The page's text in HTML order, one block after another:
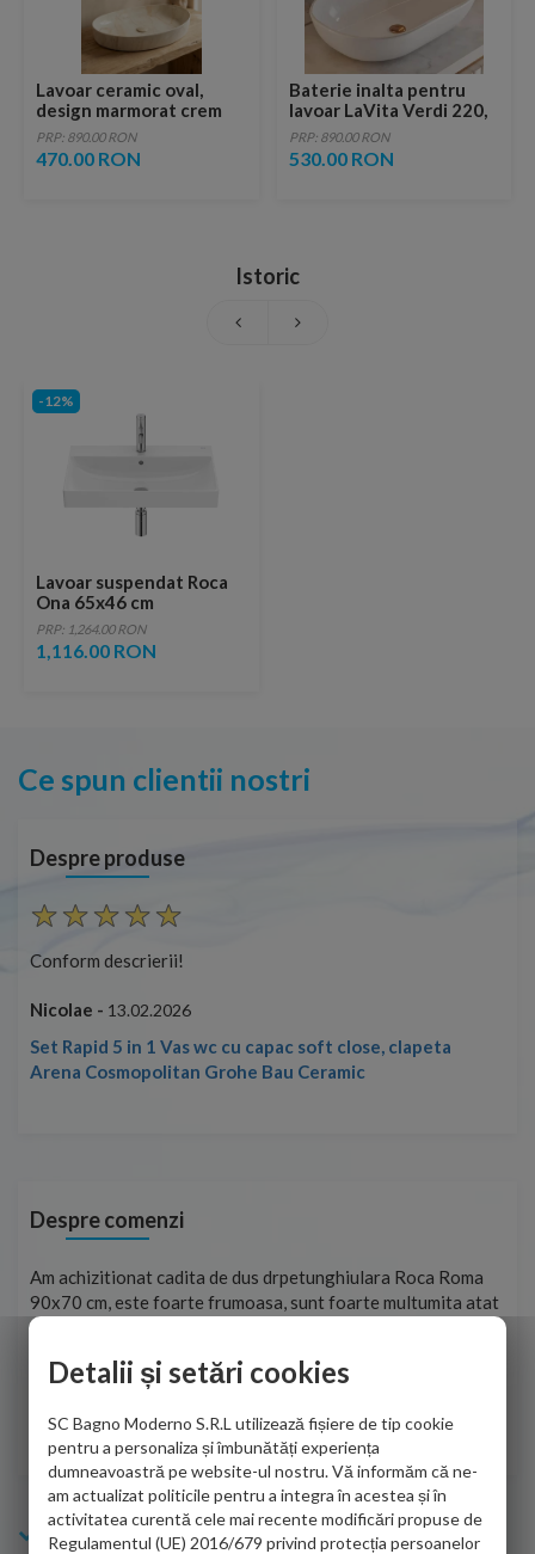
Lavoar ceramic oval,
design marmorat crem
lucios cu vene aurii,
ventil inclus
PRP: 890.00 RON
470.00 RON
Baterie inalta pentru
lavoar LaVita Verdi 220,
fara ventil, brushed
copper
PRP: 890.00 RON
530.00 RON
Istoric
-12%
Lavoar suspendat Roca
Ona 65x46 cm
Fineceramic alb mat
PRP: 1,264.00 RON
1,116.00 RON
Ce spun clientii nostri
Despre produse
Conform descrierii!
Nicolae - 13.02.2026
Set Rapid 5 in 1 Vas wc cu capac soft close, clapeta
Arena Cosmopolitan Grohe Bau Ceramic
Despre comenzi
Am achizitionat cadita de dus drpetunghiulara Roca Roma
90x70 cm, este foarte frumoasa, sunt foarte multumita atat
de personalul firmei dvs. cu care am colaborat in obtinerea
adus coletul in siguranta.Numai bine, va doresc!
Sofrone Viviana -28.07.2026
Info Bagno
Detalii și setări cookies
SC Bagno Moderno S.R.L utilizează fișiere de tip cookie
pentru a personaliza și îmbunătăți experiența
dumneavoastră pe website-ul nostru. Vă informăm că ne-
am actualizat politicile pentru a integra în acestea și în
activitatea curentă cele mai recente modificări propuse de
Regulamentul (UE) 2016/679 privind protecția persoanelor